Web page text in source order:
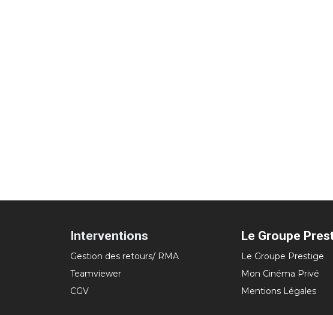
Interventions
Gestion des retours/ RMA
Teamviewer
CGV
Le Groupe
Le Groupe Prestige
Mon Cinéma Privé
Mentions Légales